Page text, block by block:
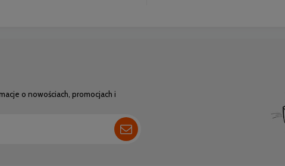
o nowościach, promocjach i